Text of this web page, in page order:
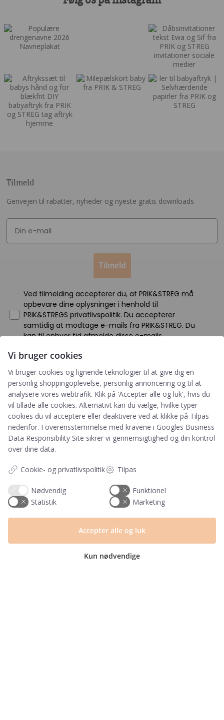
Har du et spørgsmål?
Du kan kontakte vores kundeservice på:
+45 60 15 72 04
Telefon & mail besvares I tidsrummet:
Mandag – Fredag: 10.00 – 15.00
kundeservice@prikogstreg.dk
Information
Om os
Tilmeld
Genvejen til rabatter, nyheder og nyeste gratis downloads
Tilmeld
Ved tilmelding accepterer du, at PRIK&STREG må
opbevare dine oplysninger i henhold til
PRIK&STREGS privatlivspolitik. Du accepterer
samtidig at modtage e-mails fra PRIK&STREG. Du
kan til enhver tid afmelde disse e-mails.
Vi bruger cookies
Vi bruger cookies og lignende teknologier til at give dig en
personlig shoppingoplevelse, personlig annoncering og til at
analysere vores webtrafik. Klik på 'Accepter alle og luk', hvis du
vil tillade alle cookies. Alternativt kan du vælge, hvilke typer
cookies du vil acceptere eller deaktivere ved at klikke på Tilpas
nedenfor. I overensstemmelse med kravene i Googles Business
Data Responsibility Site sikrer vi gennemsigtighed og din kontrol
over dine data.
Cookie- og privatlivspolitik Tilpas
Nødvendig
Funktionel
Statistik
Marketing
Kun nødvendige
Accepter alle og luk